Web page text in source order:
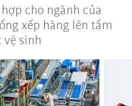
cho ngành của
xếp hàng lên tấm
vệ sinh